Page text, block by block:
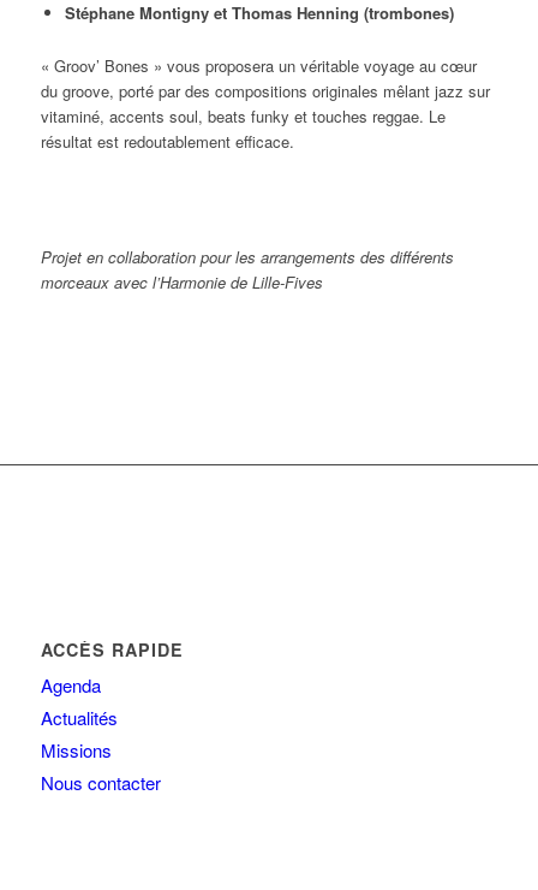
Stéphane Montigny et Thomas Henning (trombones)
« Groov’ Bones » vous proposera un véritable voyage au cœur
du groove, porté par des compositions originales mêlant jazz sur
vitaminé, accents soul, beats funky et touches reggae. Le
résultat est redoutablement efficace.
Projet en collaboration pour les arrangements des différents
morceaux avec l’Harmonie de Lille-Fives
ACCÈS RAPIDE
Agenda
Actualités
Missions
Nous contacter